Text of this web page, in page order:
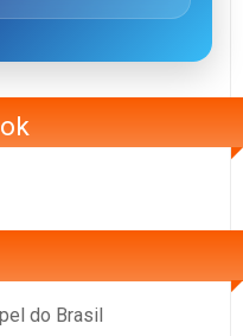
do Brasil